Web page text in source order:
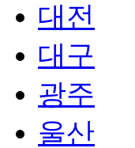
대전
대구
광주
울산